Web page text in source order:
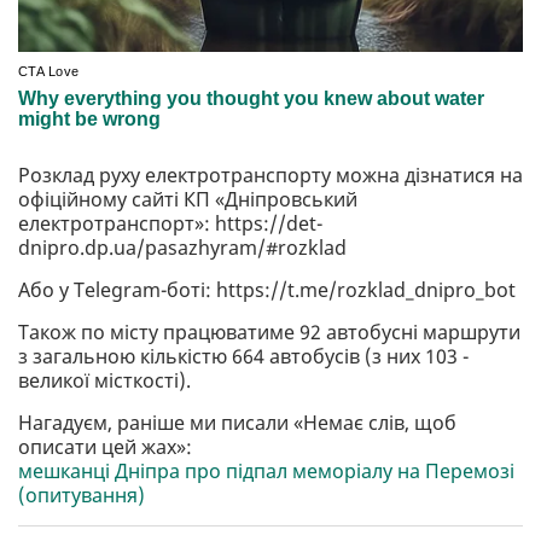
Розклад руху електротранспорту можна дізнатися на
офіційному сайті КП «Дніпровський
електротранспорт»: https://det-
dnipro.dp.ua/pasazhyram/#rozklad
Або у Telegram-боті: https://t.me/rozklad_dnipro_bot
Також по місту працюватиме 92 автобусні маршрути
з загальною кількістю 664 автобусів (з них 103 -
великої місткості).
Нагадуєм, раніше ми писали «Немає слів, щоб
описати цей жах»:
мешканці Дніпра про підпал меморіалу на Перемозі
(опитування)